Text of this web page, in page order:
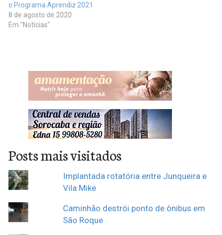
o Programa Aprendiz 2021
8 de agosto de 2020
Em "Notícias"
Posts mais visitados
Implantada rotatória entre Junqueira e
Vila Mike
Caminhão destrói ponto de ônibus em
São Roque